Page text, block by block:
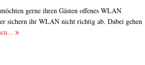
gerne ihren Gästen offenes WLAN
sichern ihr WLAN nicht richtig ab. Dabei gehen